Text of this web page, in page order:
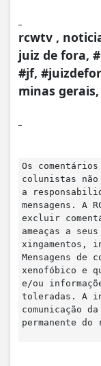
rcwtv ,
juiz de fora,
#jf,
minas
Os
colunistas
a
mensagens. A
excluir
ameaças a
xingamentos,
Mensagens de
xenofóbico e
e/ou
toleradas. A
comunicação
permanente